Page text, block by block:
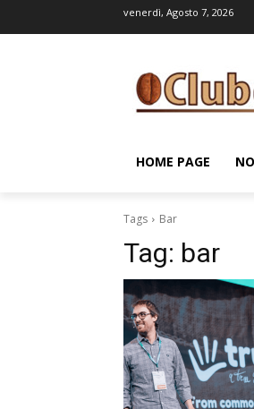
venerdì, Agosto 7, 2026
HOME PAGE
Tags Bar
Tag: bar